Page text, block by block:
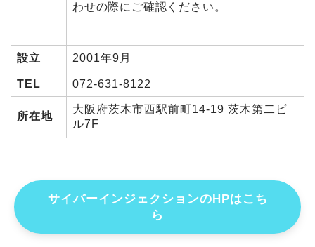
わせの際にご確認ください。
設立 2001年9月
TEL 072-631-8122
所在地
大阪府茨木市西駅前町14-19 茨木第二ビ
ル7F
サイバーインジェクションのHPはこち
ら